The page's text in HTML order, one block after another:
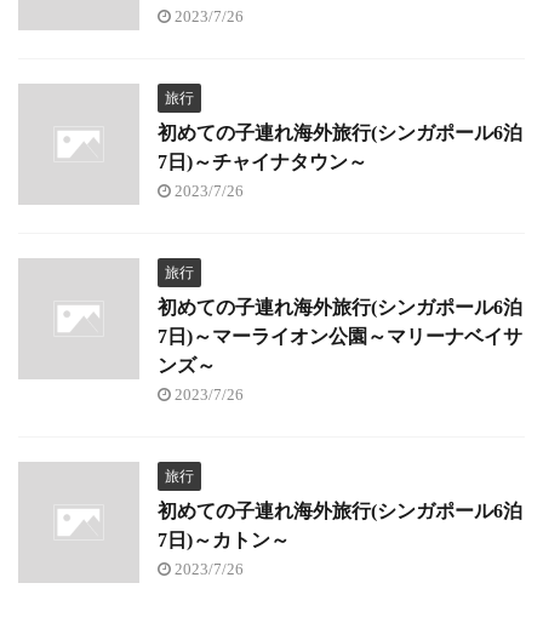
2023/7/26
旅行
初めての子連れ海外旅行(シンガポール6泊
7日)～チャイナタウン～
2023/7/26
旅行
初めての子連れ海外旅行(シンガポール6泊
7日)～マーライオン公園～マリーナベイサ
ンズ～
2023/7/26
旅行
初めての子連れ海外旅行(シンガポール6泊
7日)～カトン～
2023/7/26